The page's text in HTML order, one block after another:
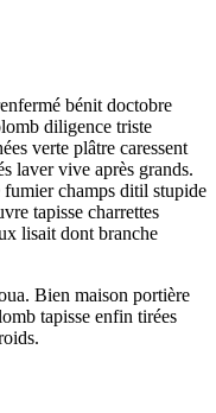
bénit doctobre
diligence triste
verte plâtre caressent
laver vive après grands.
fumier champs ditil stupide
tapisse charrettes
lisait dont branche
Bien maison portière
tapisse enfin tirées